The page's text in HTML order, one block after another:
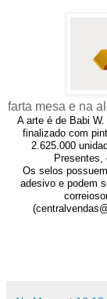
farta mesa e na
A arte é de Babi
finalizado com
2.625.000
Presentes,
Os selos
adesivo e podem
(